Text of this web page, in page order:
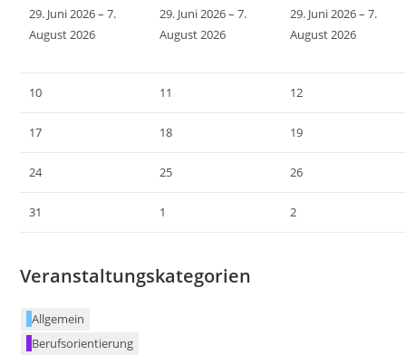
29. Juni 2026–7.
August 2026
29. Juni 2026–7.
August 2026
29. Juni 2026–7.
August 2026
10 11 12
17 18 19
24 25 26
31 1 2
Veranstaltungskategorien
Allgemein
Berufsorientierung